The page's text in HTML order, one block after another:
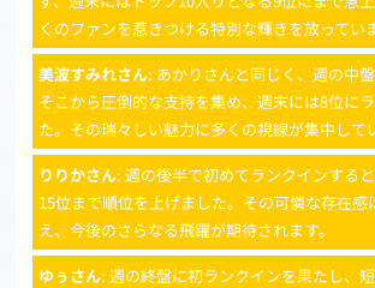
くのファンを惹きつける特別な輝きを放ってい
美波すみれさん: あかりさんと同じく、週の中盤
そこから圧倒的な支持を集め、週末には8位に
た。その瑞々しい魅力に多くの視線が集中して
りりかさん: 週の後半で初めてランクインする
15位まで順位を上げました。その可憐な存在感
え、今後のさらなる飛躍が期待されます。
ゆぅさん: 週の終盤に初ランクインを果たし、